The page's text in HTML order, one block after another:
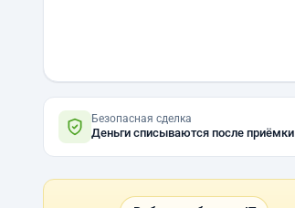
Безопасная сделка
Деньги списываются после приёмки